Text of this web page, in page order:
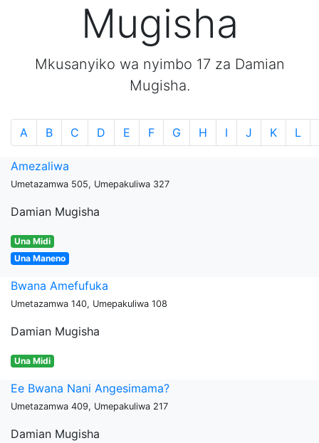
Mugisha
Mkusanyiko wa nyimbo 17 za Damian
Mugisha.
A B C D E F G H I J K L
Amezaliwa
Umetazamwa 505, Umepakuliwa 327
Damian Mugisha
Una Midi
Una Maneno
Bwana Amefufuka
Umetazamwa 140, Umepakuliwa 108
Damian Mugisha
Una Midi
Ee Bwana Nani Angesimama?
Umetazamwa 409, Umepakuliwa 217
Damian Mugisha